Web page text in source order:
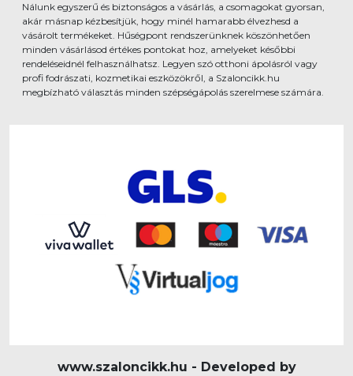
Nálunk egyszerű és biztonságos a vásárlás, a csomagokat gyorsan,
akár másnap kézbesítjük, hogy minél hamarabb élvezhesd a
vásárolt termékeket. Hűségpont rendszerünknek köszönhetően
minden vásárlásod értékes pontokat hoz, amelyeket későbbi
rendeléseidnél felhasználhatsz. Legyen szó otthoni ápolásról vagy
profi fodrászati, kozmetikai eszközökről, a Szaloncikk.hu
megbízható választás minden szépségápolás szerelmese számára.
www.szaloncikk.hu - Developed by